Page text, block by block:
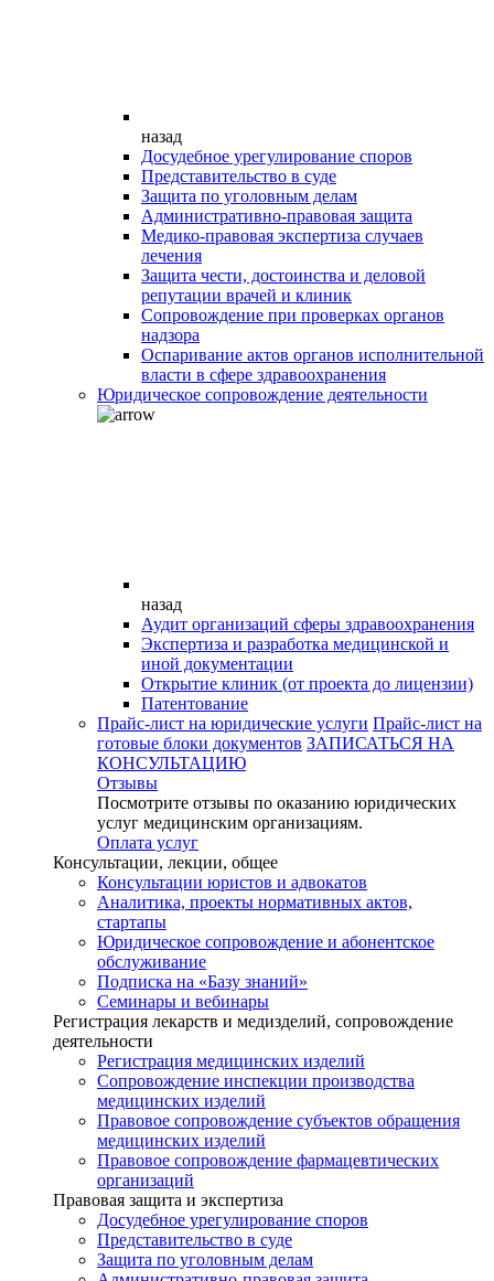
назад
Досудебное урегулирование споров
Представительство в суде
Защита по уголовным делам
Административно-правовая защита
Медико-правовая экспертиза случаев
лечения
Защита чести, достоинства и деловой
репутации врачей и клиник
Сопровождение при проверках органов
надзора
Оспаривание актов органов исполнительной
власти в сфере здравоохранения
Юридическое сопровождение деятельности
назад
Аудит организаций сферы здравоохранения
Экспертиза и разработка медицинской и
иной документации
Открытие клиник (от проекта до лицензии)
Патентование
Прайс-лист на юридические услуги Прайс-лист на
готовые блоки документов ЗАПИСАТЬСЯ НА
КОНСУЛЬТАЦИЮ
Отзывы
Посмотрите отзывы по оказанию юридических
услуг медицинским организациям.
Оплата услуг
Консультации, лекции, общее
Консультации юристов и адвокатов
Аналитика, проекты нормативных актов,
стартапы
Юридическое сопровождение и абонентское
обслуживание
Подписка на «Базу знаний»
Семинары и вебинары
Регистрация лекарств и медизделий, сопровождение
деятельности
Регистрация медицинских изделий
Сопровождение инспекции производства
медицинских изделий
Правовое сопровождение субъектов обращения
медицинских изделий
Правовое сопровождение фармацевтических
организаций
Правовая защита и экспертиза
Досудебное урегулирование споров
Представительство в суде
Защита по уголовным делам